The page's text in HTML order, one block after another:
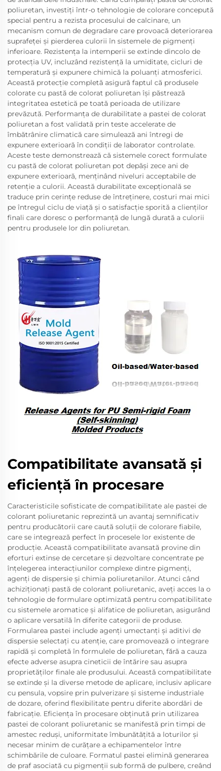
poliuretan, investiți într-o tehnologie de colorare concepută
special pentru a rezista procesului de calcinare, un
mecanism comun de degradare care provoacă deteriorarea
suprafeței și pierderea culorii în sistemele de pigmenți
inferioare. Rezistența la intemperii se extinde dincolo de
protecția UV, incluzând rezistență la umiditate, cicluri de
temperatură și expunere chimică la poluanți atmosferici.
Această protecție completă asigură faptul că produsele
colorate cu pastă de colorat poliuretan își păstrează
integritatea estetică pe toată perioada de utilizare
prevăzută. Performanța de durabilitate a pastei de colorat
poliuretan a fost validată prin teste accelerate de
îmbătrânire climatică care simulează ani întregi de
expunere exterioară în condiții de laborator controlate.
Aceste teste demonstrează că sistemele corect formulate
cu pastă de colorat poliuretan pot depăși zece ani de
expunere exterioară, menținând niveluri acceptabile de
retenție a culorii. Această durabilitate excepțională se
traduce prin cerințe reduse de întreținere, costuri mai mici
pe întregul ciclu de viață și o satisfacție sporită a clienților
finali care doresc o performanță de lungă durată a culorii
pentru produsele lor din poliuretan.
Compatibilitate avansată și
eficiență în procesare
Caracteristicile sofisticate de compatibilitate ale pastei de
colorant poliuretanic reprezintă un avantaj semnificativ
pentru producătorii care caută soluții de colorare fiabile,
care se integrează perfect în procesele lor existente de
producție. Această compatibilitate avansată provine din
eforturi extinse de cercetare și dezvoltare concentrate pe
înțelegerea interacțiunilor complexe dintre pigmenți,
agenți de dispersie și chimia poliuretanilor. Atunci când
achiziționați pastă de colorant poliuretanic, aveți acces la o
tehnologie de formulare optimizată pentru compatibilitate
cu sistemele aromatice și alifatice de poliuretan, asigurând
o aplicare versatilă în diferite categorii de produse.
Formularea pastei include agenți umectanți și aditivi de
dispersie selectați cu atenție, care promovează o integrare
rapidă și completă în formulele de poliuretan, fără a cauza
efecte adverse asupra cineticii de întărire sau asupra
proprietăților finale ale produsului. Această compatibilitate
se extinde și la diverse metode de aplicare, inclusiv aplicare
cu pensula, vopsire prin pulverizare și sisteme industriale
de dozare, oferind flexibilitate pentru diferite abordări de
fabricație. Eficiența în procesare obținută prin utilizarea
pastei de colorant poliuretanic se manifestă prin timpi de
amestec reduși, uniformitate îmbunătățită a loturilor și
necesar minim de curățare a echipamentelor între
schimbările de culoare. Formatul pastei elimină generarea
de praf asociată cu pigmenții sub formă de pulbere, creând